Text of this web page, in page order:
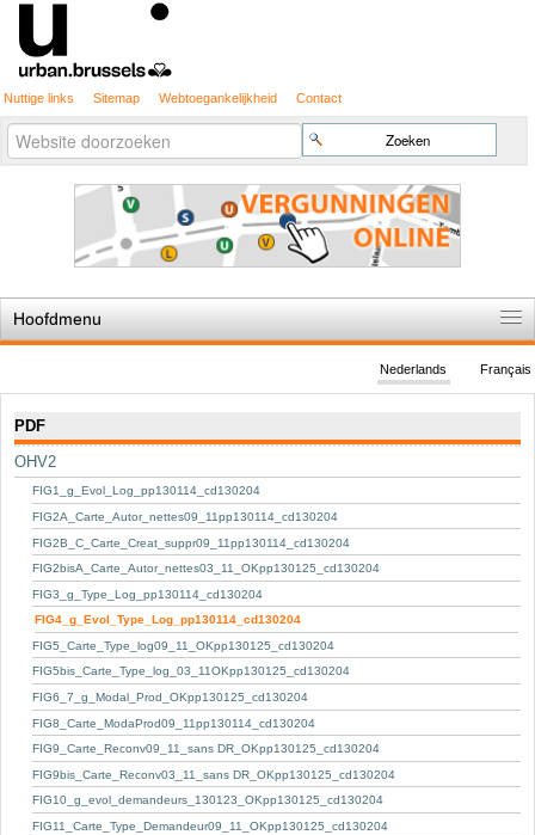
Nuttige links Sitemap Webtoegankelijkheid Contact
Zoek
Geavanceerd
zoeken...
Hoofdmenu
De spelregels
Stedenbouwkundige vergunning
Cartografie
Studies en publicaties
Sleutelwoorden
Stedenbouwkundige inlichtingen
Français
Nederlands
PDF
OHV2
FIG1_g_Evol_Log_pp130114_cd130204
FIG2A_Carte_Autor_nettes09_11pp130114_cd130204
FIG2B_C_Carte_Creat_suppr09_11pp130114_cd130204
FIG2bisA_Carte_Autor_nettes03_11_OKpp130125_cd130204
FIG3_g_Type_Log_pp130114_cd130204
FIG4_g_Evol_Type_Log_pp130114_cd130204
FIG5_Carte_Type_log09_11_OKpp130125_cd130204
FIG5bis_Carte_Type_log_03_11OKpp130125_cd130204
FIG6_7_g_Modal_Prod_OKpp130125_cd130204
FIG8_Carte_ModaProd09_11pp130114_cd130204
FIG9_Carte_Reconv09_11_sans DR_OKpp130125_cd130204
FIG9bis_Carte_Reconv03_11_sans DR_OKpp130125_cd130204
FIG10_g_evol_demandeurs_130123_OKpp130125_cd130204
FIG11_Carte_Type_Demandeur09_11_OKpp130125_cd130204